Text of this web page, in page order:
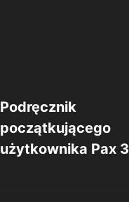
Podręcznik
początkującego
użytkownika Pax 3